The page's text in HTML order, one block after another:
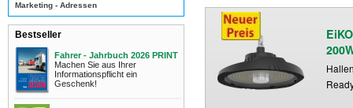
Marketing - Adressen
Bestseller
Fahrer - Jahrbuch 2026 PRINT
Machen Sie aus Ihrer
Informationspflicht ein
Geschenk!